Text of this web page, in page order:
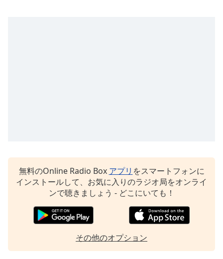
cancel
close
無料のOnline Radio Box アプリ をスマートフォンに
インストールして、お気に入りのラジオ局をオンライ
ンで聴きましょう - どこにいても！
その他のオプション